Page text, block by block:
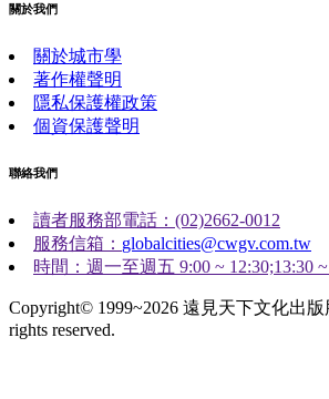
關於我們
關於城市學
著作權聲明
隱私保護權政策
個資保護聲明
聯絡我們
讀者服務部電話：(02)2662-0012
服務信箱： globalcities@cwgv.com.tw
時間：週一至週五 9:00 ~ 12:30;13:30
Copyright© 1999~2026 遠見天下文化出
rights reserved.